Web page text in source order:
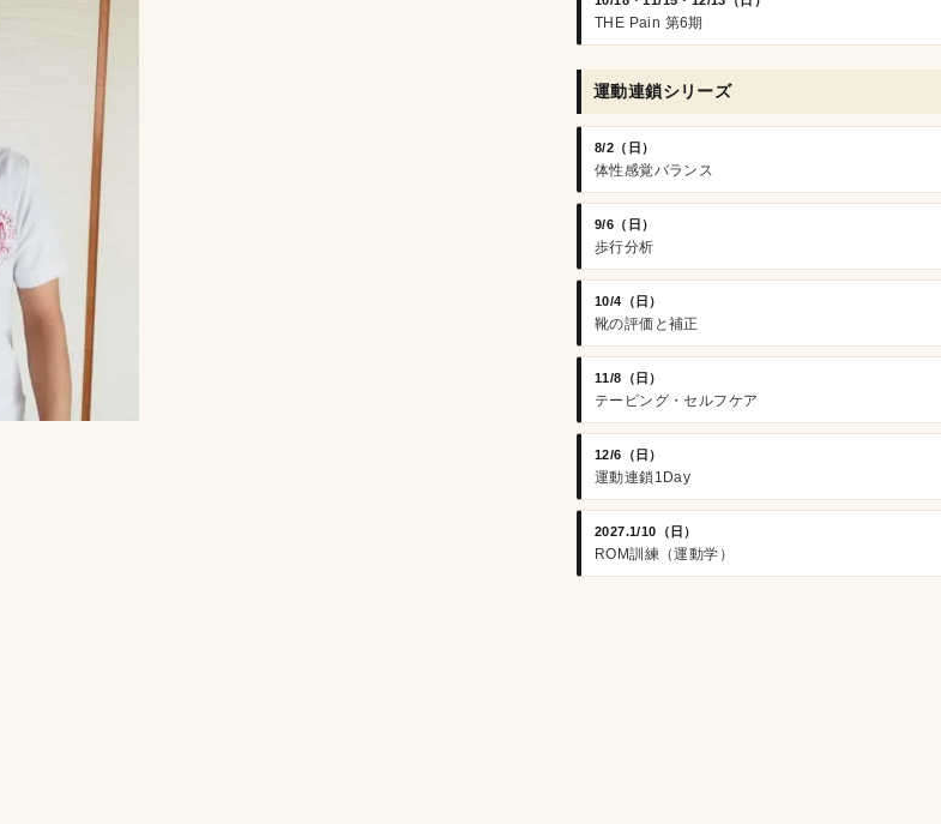
THE Pain 第6期
運動連鎖シリーズ
8/2（日）
体性感覚バランス
9/6（日）
歩行分析
10/4（日）
靴の評価と補正
11/8（日）
テーピング・セルフケア
12/6（日）
運動連鎖1Day
2027.1/10（日）
ROM訓練（運動学）